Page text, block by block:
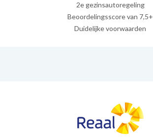
2e gezinsautoregeling
Beoordelingsscore van 7,5+
Duidelijke voorwaarden